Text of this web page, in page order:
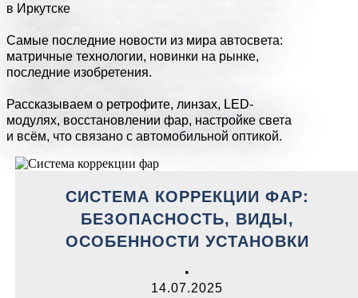
в Иркутске
Самые последние новости из мира автосвета:
матричные технологии, новинки на рынке,
последние изобретения.
Рассказываем о ретрофите, линзах, LED-
модулях, восстановлении фар, настройке света
и всём, что связано с автомобильной оптикой.
СИСТЕМА КОРРЕКЦИИ ФАР:
БЕЗОПАСНОСТЬ, ВИДЫ,
ОСОБЕННОСТИ УСТАНОВКИ
•
14.07.2025